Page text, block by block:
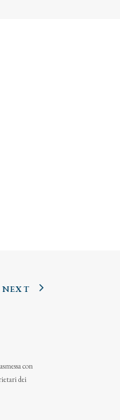
NEXT
con
dei